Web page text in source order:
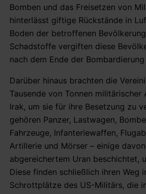
Bomben und das Freisetzen von
hinterlässt giftige Rückstände in
Boden der betroffenen
Schadstoffe vergiften diese
nach dem Ende der
Darüber hinaus brachten die
Tausende von Tonnen militärischer
Irak, um sie für ihre Besetzung zu
gehören Panzer, Lastwagen,
Fahrzeuge, Infanteriewaffen,
Artillerie und Mörser – einige
abgereichertem Uran beschichtet,
Diese finden schließlich ihren Weg
Schrottplätze des US-Militärs, die